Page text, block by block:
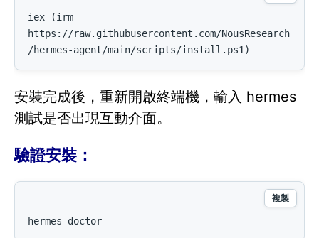
iex (irm
https://raw.githubusercontent.com/NousResearch
/hermes-agent/main/scripts/install.ps1)
安裝完成後，重新開啟終端機，輸入 hermes
測試是否出現互動介面。
驗證安裝：
複製
hermes doctor